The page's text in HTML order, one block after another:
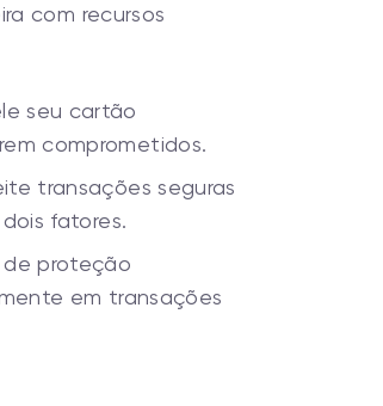
com recursos
seu cartão
comprometidos.
transações seguras
fatores.
proteção
em transações